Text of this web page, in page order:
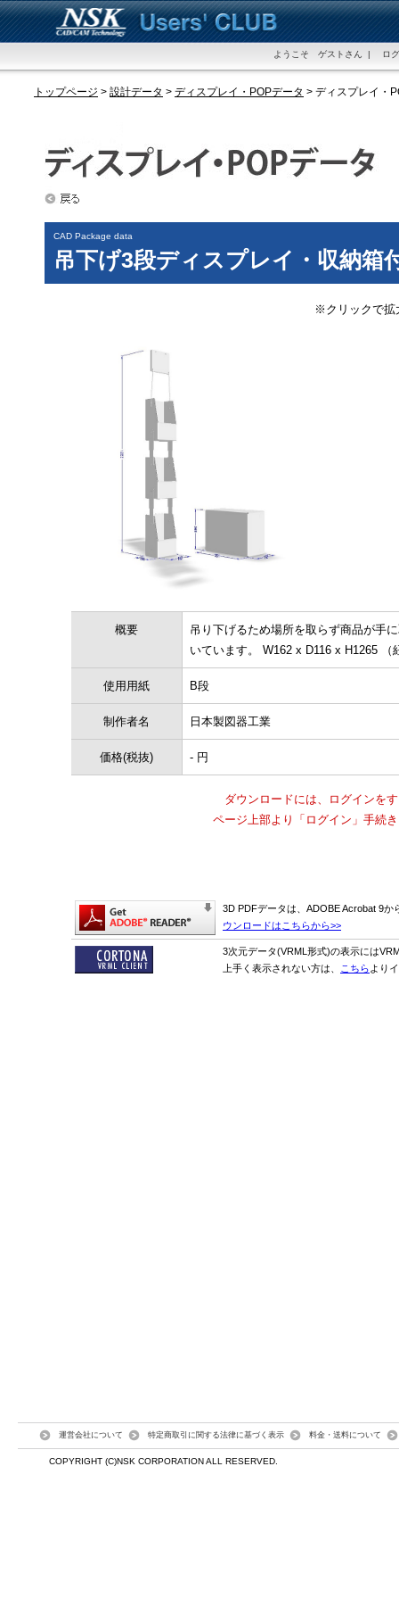
ようこそ ゲストさん | ロ
トップページ > 設計データ > ディスプレイ・POPデータ > ディスプレイ・
CAD Package data
吊下げ3段ディスプレイ・収納箱
※クリックで拡
概要
吊り下げるため場所を取らず商品が手
いています。 W162 x D116 x H1265
使用用紙 B段
制作者名 日本製図器工業
価格(税抜) - 円
ダウンロードには、ログインを
ページ上部より「ログイン」手続
3D PDFデータは、ADOBE Acrobat 9
ウンロードはこちらから>>
3次元データ(VRML形式)の表示には
上手く表示されない方は、
こちら より
運営会社について 特定商取引に関する法律に基づく表示 料金・送料について
COPYRIGHT (C)NSK CORPORATION ALL RESERVED.